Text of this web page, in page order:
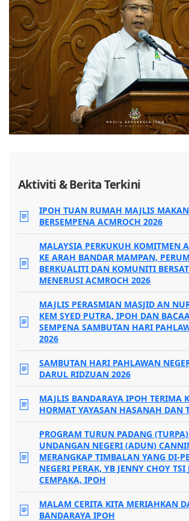
Aktiviti & Berita Terkini
IPOH TUAN RUMAH MAJLIS
BERSEMPENA ACMROCH 2026
MALAYSIA PERKUKUH KOMITMEN
KE ARAH BANDAR MAMPAN,
BERKUALITI DAN KOMUNITI
MENERUSI ACMROCH 2026
MAJLIS PERASMIAN MASJID AN
KEM SYED PUTRA, IPOH DAN
SEMPENA SAMBUTAN HARI
2026
SAMBUTAN HARI PAHLAWAN
DARUL RIDZUAN 2026
MAJLIS BANDARAYA IPOH TERIMA
HORMAT YAYASAN HASANAH DAN
PROGRAM TURUN PADANG
UNDANGAN NEGERI (ADUN)
MERANGKAP TIMBALAN YANG DI-
NEGERI PERAK, YB JENNY CHOY
CEMPAKA, IPOH
MALAM CERITA KITA MERIAHKAN
BANDARAYA IPOH